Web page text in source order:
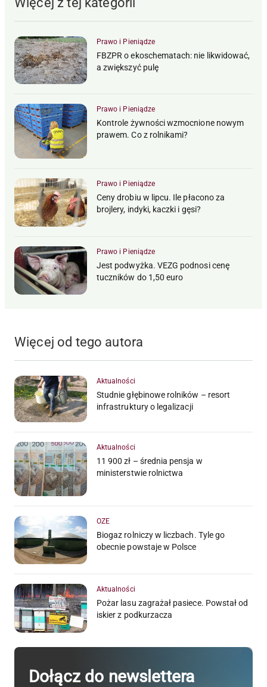
Prawo i Pieniądze
FBZPR o ekoschematach: nie likwidować,
a zwiększyć pulę
Prawo i Pieniądze
Kontrole żywności wzmocnione nowym
prawem. Co z rolnikami?
Prawo i Pieniądze
Ceny drobiu w lipcu. Ile płacono za
brojlery, indyki, kaczki i gęsi?
Prawo i Pieniądze
Jest podwyżka. VEZG podnosi cenę
tuczników do 1,50 euro
Więcej od tego autora
Aktualności
Studnie głębinowe rolników – resort
infrastruktury o legalizacji
Aktualności
11 900 zł – średnia pensja w
ministerstwie rolnictwa
OZE
Biogaz rolniczy w liczbach. Tyle go
obecnie powstaje w Polsce
Aktualności
Pożar lasu zagrażał pasiece. Powstał od
iskier z podkurzacza
Dołącz do newslettera